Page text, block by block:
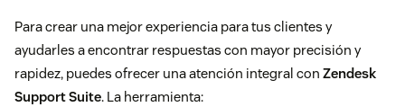
Para crear una mejor experiencia para tus clientes y
ayudarles a encontrar respuestas con mayor precisión y
rapidez, puedes ofrecer una atención integral con Zendesk
Support Suite. La herramienta: